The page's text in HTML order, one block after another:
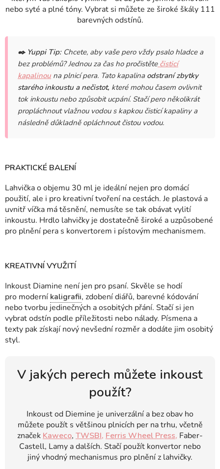
nebo syté a plné tóny. Vybrat si můžete ze široké škály 111
barevných odstínů.
✒️ Yuppi Tip:Chcete, aby vaše pero vždy psalo hladce a
bez problémů? Jednou za čas ho pročistětečisticí
kapalinou na plnicí pera. Tato kapalina odstraní zbytky
starého inkoustu a nečistot, které mohou časem ovlivnit
tok inkoustu nebo způsobit ucpání. Stačí pero několikrát
propláchnout vlažnou vodou s kapkou čisticí kapaliny a
následně důkladně opláchnout čistou vodou.
PRAKTICKÉ BALENÍ
Lahvička o objemu 30 ml je ideální nejen pro domácí
použití, ale i pro kreativní tvoření na cestách. Je plastová a
uvnitř víčka má těsnění, nemusíte se tak obávat vylití
inkoustu. Hrdlo lahvičky je dostatečně široké a uzpůsobené
pro plnění pera s konvertorem i pístovým mechanismem.
KREATIVNÍ VYUŽITÍ
Inkoust Diamine není jen pro psaní. Skvěle se hodí
pro moderní kaligrafii, zdobení diářů, barevné kódování
nebo tvorbu jedinečných a osobitých přání. Stačí si jen
vybrat odstín podle příležitosti nebo nálady. Písmena a
texty pak získají nový nevšední rozměr a dodáte jim osobitý
styl.
V jakých perech můžete inkoust
použít?
Inkoust od Diemine je univerzální a bez obav ho
můžete použít s většinou plnicích per na trhu, včetně
značek Kaweco, TWSBI, Ferris Wheel Press, Faber-
Castell, Lamy a dalších. Stačí použít konvertor nebo
jiný vhodný mechanismus pro plnění z lahvičky.